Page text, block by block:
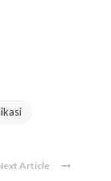
Article